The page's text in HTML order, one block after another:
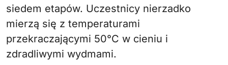
siedem etapów. Uczestnicy nierzadko
mierzą się z temperaturami
przekraczającymi 50°C w cieniu i
zdradliwymi wydmami.